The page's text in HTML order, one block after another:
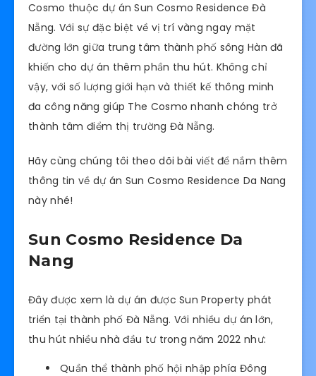
Cosmo thuộc dự án Sun Cosmo Residence Đà
Nẵng. Với sự đặc biệt về vị trí vàng ngay mặt
đường lớn giữa trung tâm thành phố sông Hàn đã
khiến cho dự án thêm phần thu hút. Không chỉ
vậy, với số lượng giới hạn và thiết kế thông minh
đa công năng giúp The Cosmo nhanh chóng trở
thành tâm điểm thị trường Đà Nẵng.
Hãy cùng chúng tôi theo dõi bài viết để nắm thêm
thông tin về dự án Sun Cosmo Residence Da Nang
này nhé!
Sun Cosmo Residence Da
Nang
Đây được xem là dự án được Sun Property phát
triển tại thành phố Đà Nẵng. Với nhiều dự án lớn,
thu hút nhiều nhà đầu tư trong năm 2022 như:
Quần thể thành phố hội nhập phía Đông